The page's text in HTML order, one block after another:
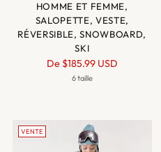
HOMME ET FEMME,
SALOPETTE, VESTE,
RÉVERSIBLE, SNOWBOARD,
SKI
Prix
normal
De $185.99 USD
6 taille
VENTE